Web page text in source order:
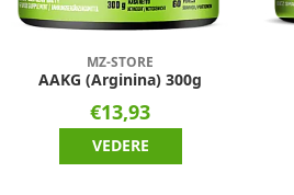
MZ-STORE
AAKG (Arginina) 300g
€13,93
VEDERE